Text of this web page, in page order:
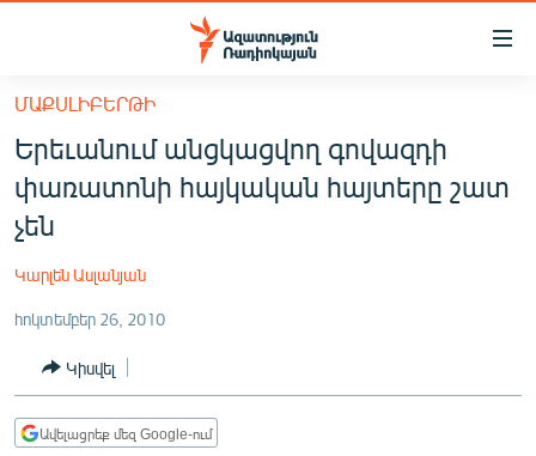
Մատչելիության
հիմնական
բովանդակությանը
Անցնել
հիմնական
մենյուին
ՀԱՅԱՍՏԱՆ
ՔԱՂԱՔԱԿԱՆ
ՏՆՏԵՍՈՒԹՅՈՒՆ
ՂԱՐԱԲԱՂ
ՄԱՔՍԼԻԲԵՐԹԻ
Երեւանում անցկացվող գովազդի
փառատոնի հայկական հայտերը շատ
չեն
Կարլեն Ասլանյան
հոկտեմբեր 26, 2010
Կիսվել
Ավելացրեք մեզ Google-ում